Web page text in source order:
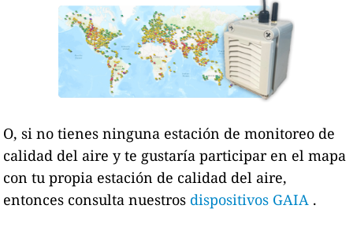
O, si no tienes ninguna estación de monitoreo de
calidad del aire y te gustaría participar en el mapa
con tu propia estación de calidad del aire,
entonces consulta nuestros dispositivos GAIA .